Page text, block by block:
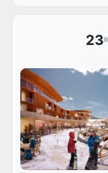
биринчи саммити
23